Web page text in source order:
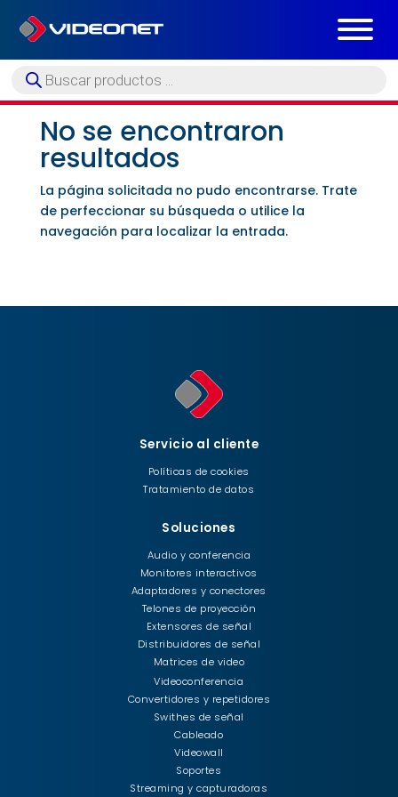
Búsqueda
de
No se encontraron
resultados
La página solicitada no pudo encontrarse. Trate
de perfeccionar su búsqueda o utilice la
navegación para localizar la entrada.
Servicio al cliente
Políticas de cookies
Tratamiento de datos
Soluciones
Audio y conferencia
Monitores interactivos
Adaptadores y conectores
Telones de proyección
Extensores de señal
Distribuidores de señal
Matrices de video
Videoconferencia
Convertidores y repetidores
Swithes de señal
Cableado
Videowall
Soportes
Streaming y capturadoras